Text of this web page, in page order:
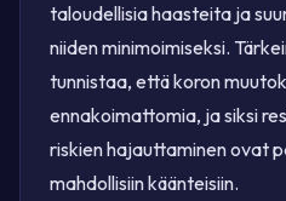
taloudellisia haasteita ja
niiden minimoimiseksi.
tunnistaa, että koron
ennakoimattomia, ja siksi
riskien hajauttaminen ovat
mahdollisiin käänteisiin.